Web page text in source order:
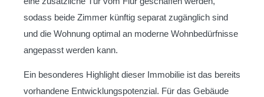
sodass beide Zimmer künftig separat zugänglich sind
und die Wohnung optimal an moderne Wohnbedürfnisse
angepasst werden kann.
Ein besonderes Highlight dieser Immobilie ist das bereits
vorhandene Entwicklungspotenzial. Für das Gebäude